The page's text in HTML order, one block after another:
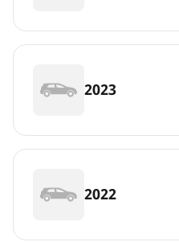
2023
2022